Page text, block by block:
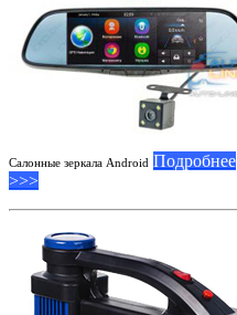
Салонные зеркала Android Подробнее
>>>